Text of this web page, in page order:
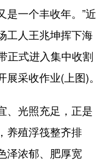
片 专题·访谈
地市 科教
是一个丰收年。”近
工人王兆坤挥下海
正式进入集中收割
采收作业(上图)。
光照充足，正是
养殖浮筏整齐排
泽浓郁、肥厚宽